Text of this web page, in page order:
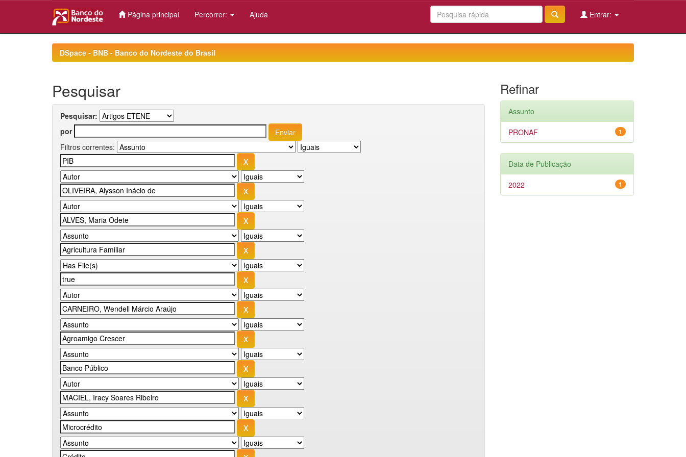
Página principal Percorrer: Ajuda Entrar:
DSpace - BNB - Banco do Nordeste do Brasil
Pesquisar
Pesquisar:
por
Filtros correntes:
Refinar
Assunto
1
PRONAF
Data de Publicação
1
2022